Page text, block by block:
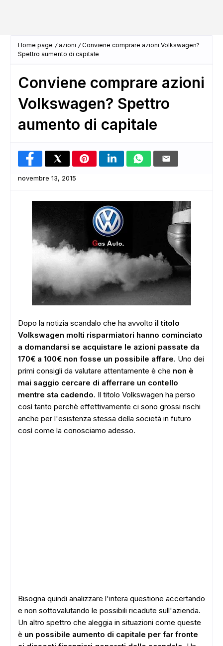
Home page azioni
Conviene comprare azioni Volkswagen?
Spettro aumento di capitale
Conviene comprare azioni
Volkswagen? Spettro
aumento di capitale
novembre 13, 2015
Dopo la notizia scandalo che ha avvolto il titolo
Volkswagen molti risparmiatori hanno cominciato
a domandarsi se acquistare le azioni passate da
170€ a 100€ non fosse un possibile affare. Uno dei
primi consigli da valutare attentamente è che non è
mai saggio cercare di afferrare un contello
mentre sta cadendo. Il titolo Volkswagen ha perso
così tanto perchè effettivamente ci sono grossi rischi
anche per l'esistenza stessa della società in futuro
così come la conosciamo adesso.
Bisogna quindi analizzare l'intera questione accertando
e non sottovalutando le possibili ricadute sull'azienda.
Un altro spettro che aleggia in situazioni come queste
è un possibile aumento di capitale per far fronte